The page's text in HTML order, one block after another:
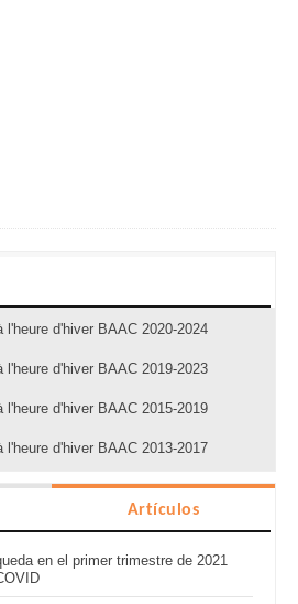
l'heure d'hiver BAAC 2020-2024
l'heure d'hiver BAAC 2019-2023
l'heure d'hiver BAAC 2015-2019
l'heure d'hiver BAAC 2013-2017
Artículos
en el primer trimestre de 2021